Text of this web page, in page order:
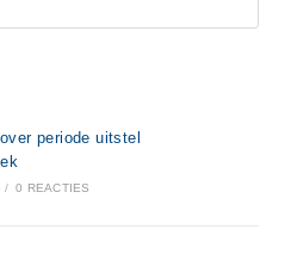
periode uitstel
/ 0 REACTIES